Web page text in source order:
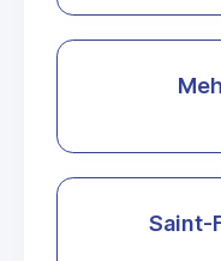
Saint-